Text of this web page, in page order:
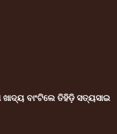
ବାଂଟିଲେ ତିହିଡି଼ ସତ୍ୟସାଇ